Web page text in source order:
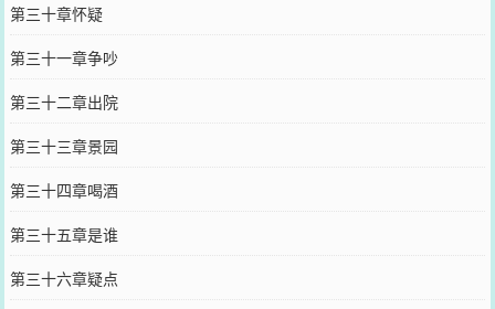
第三十章怀疑
第三十一章争吵
第三十二章出院
第三十三章景园
第三十四章喝酒
第三十五章是谁
第三十六章疑点